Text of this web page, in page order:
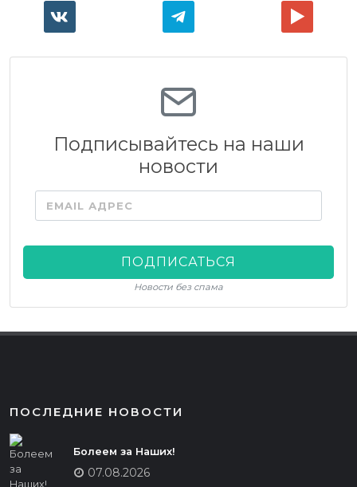
Подписывайтесь на наши
новости
EMAIL АДРЕС
ПОДПИСАТЬСЯ
Новости без спама
ПОСЛЕДНИЕ НОВОСТИ
Болеем за Наших!
07.08.2026